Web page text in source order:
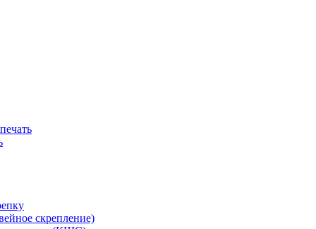
скрепление)